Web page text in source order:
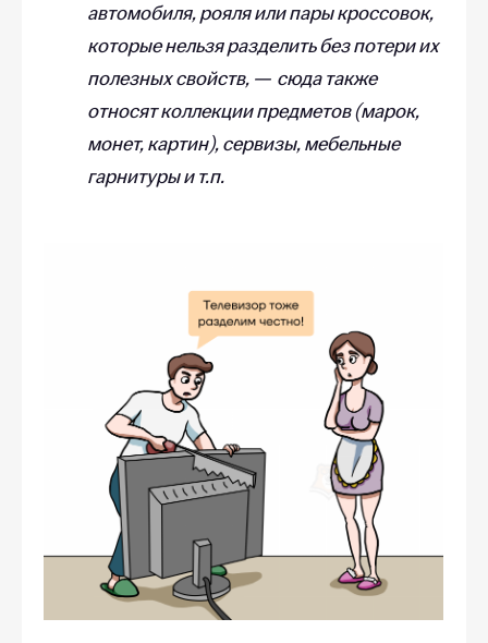
автомобиля, рояля или пары кроссовок,
которые нельзя разделить без потери их
полезных свойств, — сюда также
относят коллекции предметов (марок,
монет, картин), сервизы, мебельные
гарнитуры и т.п.